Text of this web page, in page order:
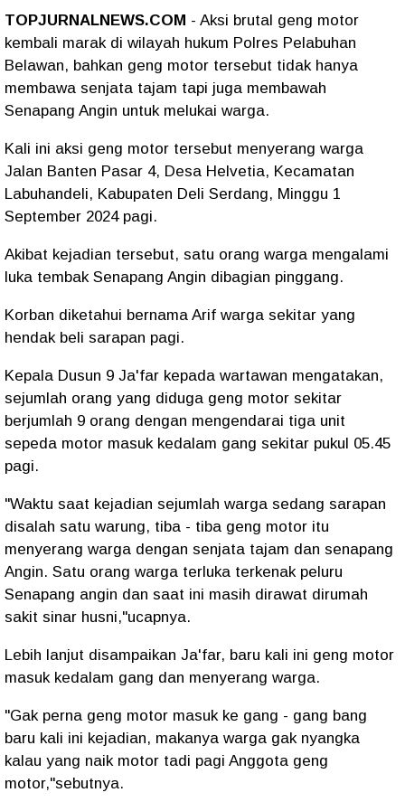
TOPJURNALNEWS.COM - Aksi brutal geng motor
kembali marak di wilayah hukum Polres Pelabuhan
Belawan, bahkan geng motor tersebut tidak hanya
membawa senjata tajam tapi juga membawah
Senapang Angin untuk melukai warga.
Kali ini aksi geng motor tersebut menyerang warga
Jalan Banten Pasar 4, Desa Helvetia, Kecamatan
Labuhandeli, Kabupaten Deli Serdang, Minggu 1
September 2024 pagi.
Akibat kejadian tersebut, satu orang warga mengalami
luka tembak Senapang Angin dibagian pinggang.
Korban diketahui bernama Arif warga sekitar yang
hendak beli sarapan pagi.
Kepala Dusun 9 Ja'far kepada wartawan mengatakan,
sejumlah orang yang diduga geng motor sekitar
berjumlah 9 orang dengan mengendarai tiga unit
sepeda motor masuk kedalam gang sekitar pukul 05.45
pagi.
"Waktu saat kejadian sejumlah warga sedang sarapan
disalah satu warung, tiba - tiba geng motor itu
menyerang warga dengan senjata tajam dan senapang
Angin. Satu orang warga terluka terkenak peluru
Senapang angin dan saat ini masih dirawat dirumah
sakit sinar husni,"ucapnya.
Lebih lanjut disampaikan Ja'far, baru kali ini geng motor
masuk kedalam gang dan menyerang warga.
"Gak perna geng motor masuk ke gang - gang bang
baru kali ini kejadian, makanya warga gak nyangka
kalau yang naik motor tadi pagi Anggota geng
motor,"sebutnya.